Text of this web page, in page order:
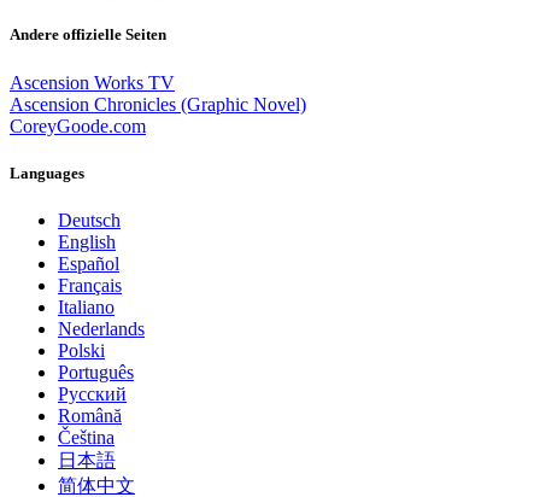
Andere offizielle Seiten
Ascension Works TV
Ascension Chronicles (Graphic Novel)
CoreyGoode.com
Languages
Deutsch
English
Español
Français
Italiano
Nederlands
Polski
Português
Pусский
Română
Čeština
日本語
简体中文